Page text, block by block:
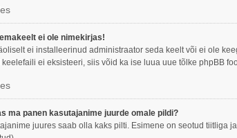
ei ole nimekirjas!
ei installeerinud administraator seda keelt või ei ole
keelefaili ei eksisteeri, siis võid ka ise luua uue tõlke phpBB
ma panen kasutajanime juurde omale pildi?
juures saab olla kaks pilti. Esimene on seotud tiitliga